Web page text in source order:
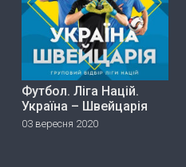
Футбол. Ліга Націй.
Україна – Швейцарія
03 вересня 2020